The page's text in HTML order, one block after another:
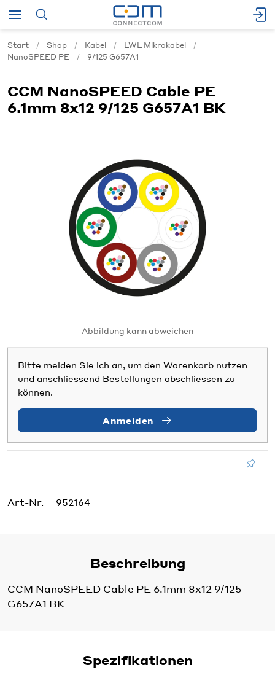
Start Shop Kabel
LWL Mikrokabel
NanoSPEED PE
9/125 G657A1
CCM NanoSPEED Cable PE
6.1mm 8x12 9/125 G657A1 BK
Abbildung kann abweichen
Bitte melden Sie ich an, um den Warenkorb nutzen
und anschliessend Bestellungen abschliessen zu
können.
Anmelden
Art-Nr. 952164
Beschreibung
CCM NanoSPEED Cable PE 6.1mm 8x12 9/125
G657A1 BK
Spezifikationen